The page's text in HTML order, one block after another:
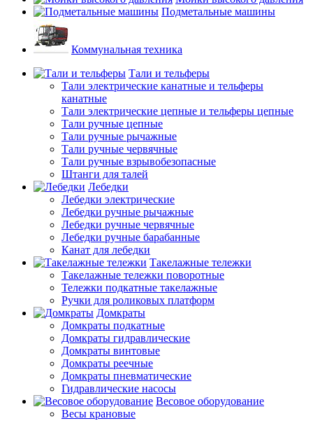
Подметальные машины
Коммунальная техника
Тали и тельферы
Тали электрические канатные и тельферы
канатные
Тали электрические цепные и тельферы цепные
Тали ручные цепные
Тали ручные рычажные
Тали ручные червячные
Тали ручные взрывобезопасные
Штанги для талей
Лебедки
Лебедки электрические
Лебедки ручные рычажные
Лебедки ручные червячные
Лебедки ручные барабанные
Канат для лебедки
Такелажные тележки
Такелажные тележки поворотные
Тележки подкатные такелажные
Ручки для роликовых платформ
Домкраты
Домкраты подкатные
Домкраты гидравлические
Домкраты винтовые
Домкраты реечные
Домкраты пневматические
Гидравлические насосы
Весовое оборудование
Весы крановые